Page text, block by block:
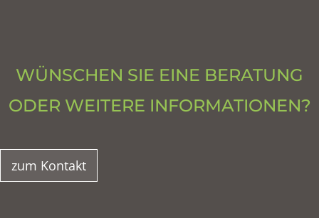
WÜNSCHEN SIE EINE BERATUNG
ODER WEITERE INFORMATIONEN?
zum Kontakt